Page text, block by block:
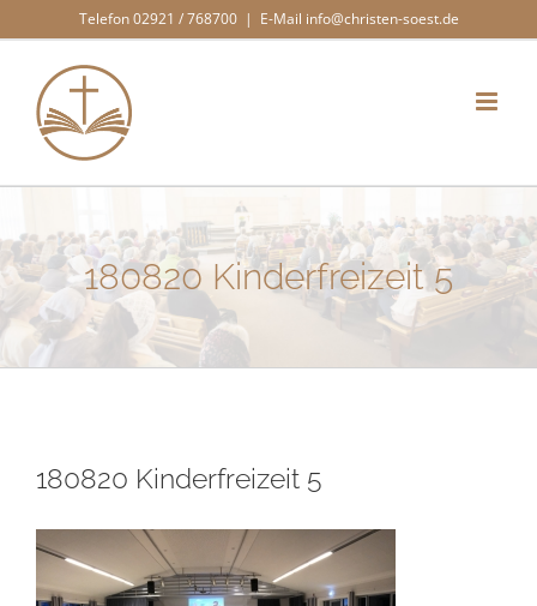
springen
Telefon 02921 / 768700 | E-Mail info@christen-soest.de
180820 Kinderfreizeit 5
180820 Kinderfreizeit 5